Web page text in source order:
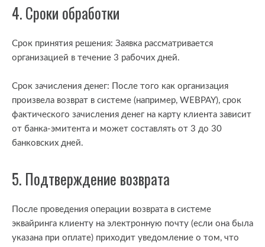
4. Сроки обработки
Срок принятия решения: Заявка рассматривается
организацией в течение 3 рабочих дней.
Срок зачисления денег: После того как организация
произвела возврат в системе (например, WEBPAY), срок
фактического зачисления денег на карту клиента зависит
от банка-эмитента и может составлять от 3 до 30
банковских дней.
5. Подтверждение возврата
После проведения операции возврата в системе
эквайринга клиенту на электронную почту (если она была
указана при оплате) приходит уведомление о том, что